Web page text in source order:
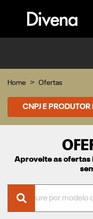
Home Ofertas
CNPJ E PRODUTOR
Aproveite as ofertas